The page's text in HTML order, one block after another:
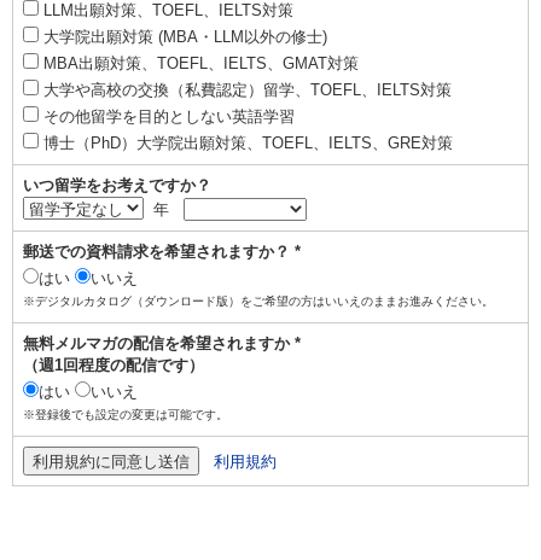
LLM出願対策、TOEFL、IELTS対策
大学院出願対策 (MBA・LLM以外の修士)
MBA出願対策、TOEFL、IELTS、GMAT対策
大学や高校の交換（私費認定）留学、TOEFL、IELTS対策
その他留学を目的としない英語学習
博士（PhD）大学院出願対策、TOEFL、IELTS、GRE対策
いつ留学をお考えですか？
年
郵送での資料請求を希望されますか？ *
はい
いいえ
※デジタルカタログ（ダウンロード版）をご希望の方はいいえのままお進みください。
無料メルマガの配信を希望されますか *
（週1回程度の配信です）
はい
いいえ
※登録後でも設定の変更は可能です。
利用規約